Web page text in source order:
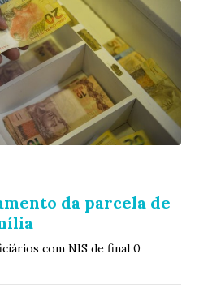
da parcela de
com NIS de final 0